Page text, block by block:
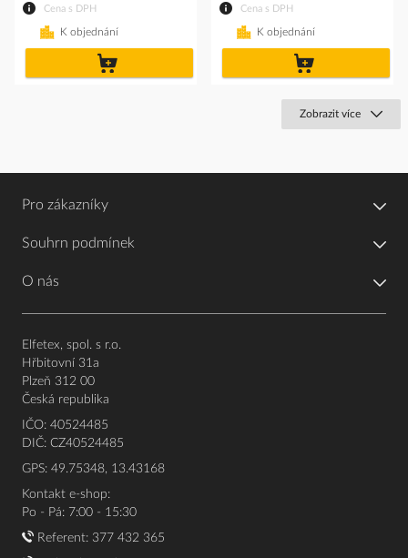
Cena s DPH
K objednání
Cena s DPH
K objednání
Zobrazit více
Pro zákazníky
Souhrn podmínek
O nás
Elfetex, spol. s r.o.
Hřbitovní 31a
Plzeň 312 00
Česká republika
IČO: 40524485
DIČ: CZ40524485
GPS: 49.75348, 13.43168
Kontakt e-shop:
Po - Pá: 7:00 - 15:30
Referent: 377 432 365